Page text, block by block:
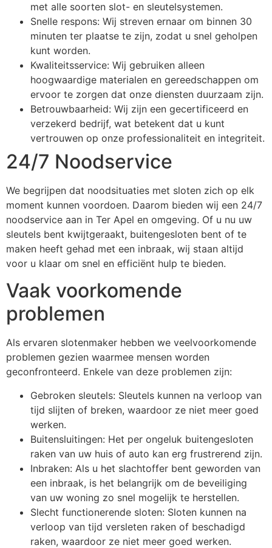
met alle soorten slot- en sleutelsystemen.
Snelle respons: Wij streven ernaar om binnen 30
minuten ter plaatse te zijn, zodat u snel geholpen
kunt worden.
Kwaliteitsservice: Wij gebruiken alleen
hoogwaardige materialen en gereedschappen om
ervoor te zorgen dat onze diensten duurzaam zijn.
Betrouwbaarheid: Wij zijn een gecertificeerd en
verzekerd bedrijf, wat betekent dat u kunt
vertrouwen op onze professionaliteit en integriteit.
24/7 Noodservice
We begrijpen dat noodsituaties met sloten zich op elk
moment kunnen voordoen. Daarom bieden wij een 24/7
noodservice aan in Ter Apel en omgeving. Of u nu uw
sleutels bent kwijtgeraakt, buitengesloten bent of te
maken heeft gehad met een inbraak, wij staan altijd
voor u klaar om snel en efficiënt hulp te bieden.
Vaak voorkomende
problemen
Als ervaren slotenmaker hebben we veelvoorkomende
problemen gezien waarmee mensen worden
geconfronteerd. Enkele van deze problemen zijn:
Gebroken sleutels: Sleutels kunnen na verloop van
tijd slijten of breken, waardoor ze niet meer goed
werken.
Buitensluitingen: Het per ongeluk buitengesloten
raken van uw huis of auto kan erg frustrerend zijn.
Inbraken: Als u het slachtoffer bent geworden van
een inbraak, is het belangrijk om de beveiliging
van uw woning zo snel mogelijk te herstellen.
Slecht functionerende sloten: Sloten kunnen na
verloop van tijd versleten raken of beschadigd
raken, waardoor ze niet meer goed werken.